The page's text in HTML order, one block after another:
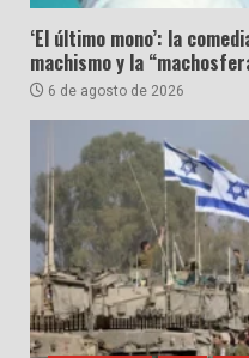
‘El último mono’: la
machismo y la
6 de agosto de 2026